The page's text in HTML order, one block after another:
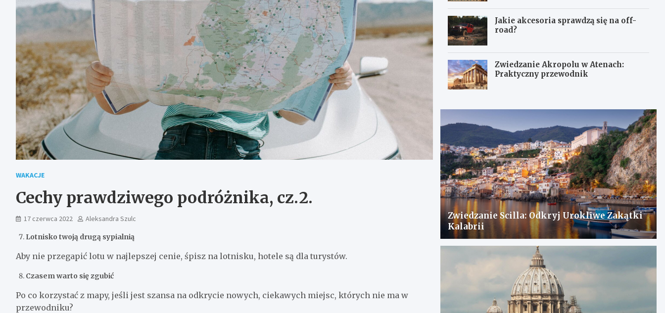
WAKACJE
Cechy prawdziwego podróżnika, cz.2.
17 czerwca 2022 Aleksandra Szulc
Lotnisko twoją drugą sypialnią
Aby nie przegapić lotu w najlepszej cenie, śpisz na lotnisku, hotele są dla turystów.
Czasem warto się zgubić
Po co korzystać z mapy, jeśli jest szansa na odkrycie nowych, ciekawych miejsc, których nie ma w
przewodniku?
Jakie akcesoria sprawdzą się na off-
road?
Zwiedzanie Akropolu w Atenach:
Praktyczny przewodnik
Zwiedzanie Scilla: Odkryj Urokliwe Zakątki
Kalabrii